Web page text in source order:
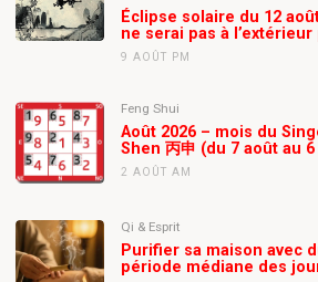
Éclipse solaire du 12
ne serai pas à l’extérieur
9 AOÛT PM
Feng Shui
Août 2026 – mois du
Shen 丙申 (du 7 août au
2 AOÛT AM
Qi & Esprit
Purifier sa maison avec
période médiane des